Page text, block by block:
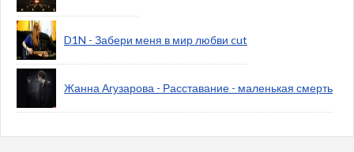
D1N - Забери меня в мир любви cut
Жанна Агузарова - Расставание - маленькая смерть